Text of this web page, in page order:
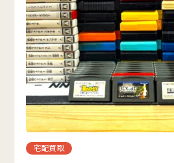
宅配買取